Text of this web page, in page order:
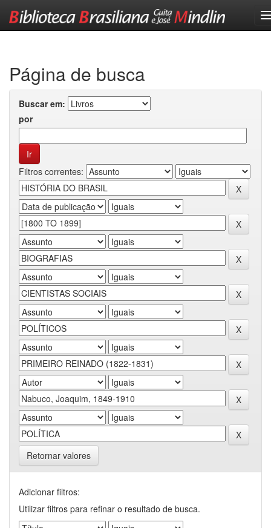
Página de busca
Buscar em:
por
Filtros correntes:
Retornar valores
Adicionar filtros:
Utilizar filtros para refinar o resultado de busca.